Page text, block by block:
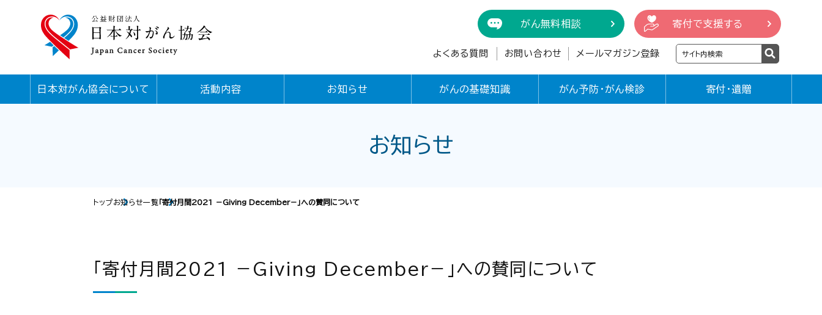
がん無料相談 寄付で支援する
よくある質問 お問い合わせ メールマガジン登録
日本対がん協会について 活動内容 お知らせ がんの基礎知識 がん予防・がん検診 寄付・遺贈
お知らせ
トップお知らせ一覧 「寄付月間2021 －Giving December－」への賛同について
「寄付月間2021 －Giving December－」への賛同について